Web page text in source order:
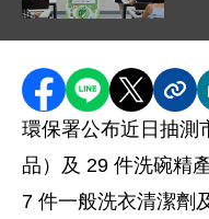
分享至 Facebook
分享到 LINE
分享到 X
分
環保署公布近日抽測
品）及 29 件洗碗精
7 件一般洗衣清潔劑